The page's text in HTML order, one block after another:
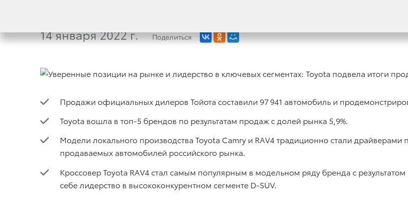
14 января 2022 г. Поделиться
Продажи официальных дилеров Тойота составили 97 941 автомобиль и
Toyota вошла в топ-5 брендов по результатам продаж с долей рынка 5,9%.
Модели локального производства Toyota Camry и RAV4 традиционно стали
продаваемых автомобилей российского рынка.
Кроссовер Toyota RAV4 стал самым популярным в модельном ряду бренда с
себе лидерство в высококонкурентном сегменте D-SUV.